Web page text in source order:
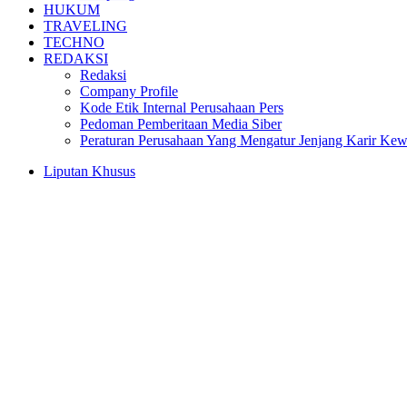
HUKUM
TRAVELING
TECHNO
REDAKSI
Redaksi
Company Profile
Kode Etik Internal Perusahaan Pers
Pedoman Pemberitaan Media Siber
Peraturan Perusahaan Yang Mengatur Jenjang Karir
Liputan Khusus